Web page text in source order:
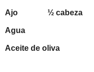
Ajo ½ cabeza
Agua
Aceite de oliva